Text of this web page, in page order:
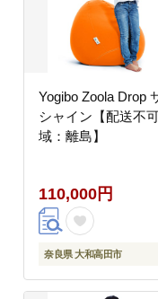
Yogibo Zoola Drop
シャイン【配送不
域：離島】
110,000円
奈良県 大和高田市